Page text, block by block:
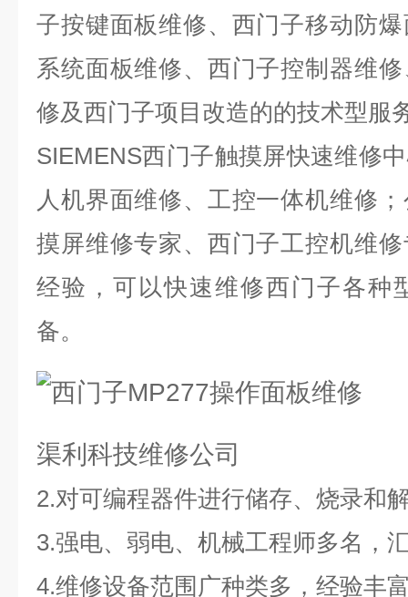
子按键面板维修、西门子移动防
系统面板维修、西门子控制器维
修及西门子项目改造的的技术型服
SIEMENS西门子触摸屏快速维修
人机界面维修、工控一体机维修
摸屏维修专家、西门子工控机维
经验，可以快速维修西门子各种
备。
渠利科技维修公司
2.对可编程器件进行储存、烧录和
3.强电、弱电、机械工程师多名，
4.维修设备范围广种类多，经验丰